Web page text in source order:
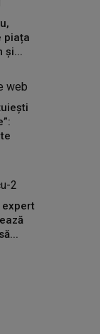
piața
și...
expert